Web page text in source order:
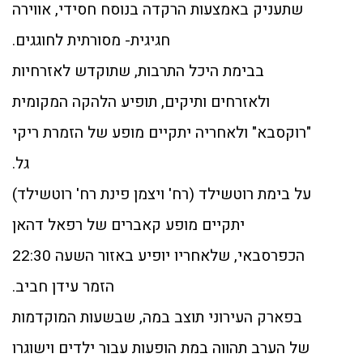
שתעניק באמצעות הרקדה בנוסח חסידי, אווירה
חגיגית- מסורתית לחוגגים.
בבימת היכל התרבות, שתוקדש לאזרחיות
ולאזרחים ותיקים, תופיע הלהקה המקומית
"רוקסבא" ולאחריה יתקיים מופע של הזמרת ריקי
גל.
על בימת רוטשילד (רח' ויצמן פינת רח' רוטשילד)
יתקיים מופע קאברים של רפאל דהאן
הכפרסבאי, שלאחריו יופיע באזור השעה 22:30
הזמר עידן חביב.
בפארק העירוני תוצב במה, שבשעות המוקדמות
של הערב תהווה במת הופעות עבור ילדים וישוגרו